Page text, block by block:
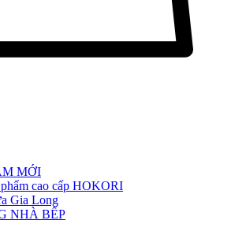
MỚI
phẩm cao cấp HOKORI
Gia Long
NHÀ BẾP